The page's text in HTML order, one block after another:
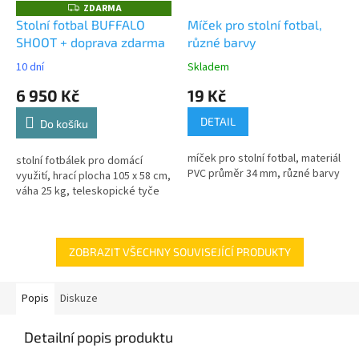
Z
D
A
R
M
ZDARMA
Stolní fotbal BUFFALO
SHOOT + doprava zdarma
10 dní
6 950 Kč
Do košíku
stolní fotbálek pro domácí
využití, hrací plocha 105 x 58 cm,
váha 25 kg, teleskopické tyče
Míček pro stolní fotbal,
různé barvy
Skladem
19 Kč
DETAIL
míček pro stolní fotbal, materiál
PVC průměr 34 mm, různé barvy
ZOBRAZIT VŠECHNY SOUVISEJÍCÍ PRODUKTY
Popis Diskuze
Detailní popis produktu